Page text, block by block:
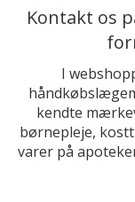
Kontakt os
I
kendte
børnepleje,
varer på